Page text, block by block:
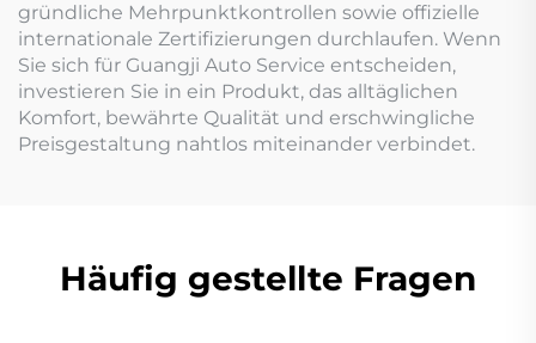
gründliche Mehrpunktkontrollen sowie offizielle
internationale Zertifizierungen durchlaufen. Wenn
Sie sich für Guangji Auto Service entscheiden,
investieren Sie in ein Produkt, das alltäglichen
Komfort, bewährte Qualität und erschwingliche
Preisgestaltung nahtlos miteinander verbindet.
Häufig gestellte Fragen